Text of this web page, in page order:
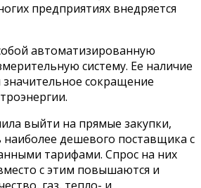
предприятиях внедряется
автоматизированную
систему. Ее наличие
сокращение
выйти на прямые закупки,
наиболее дешевого поставщика с
тарифами. Спрос на них
с этим повышаются и
газ, тепло- и